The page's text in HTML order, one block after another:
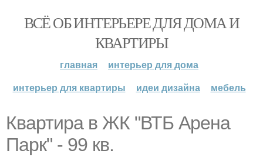
ВСЁ ОБ ИНТЕРЬЕРЕ ДЛЯ ДОМА И
КВАРТИРЫ
главная
интерьер для дома
интерьер для квартиры
идеи дизайна мебель
Квартира в ЖК "ВТБ Арена
Парк" - 99 кв.